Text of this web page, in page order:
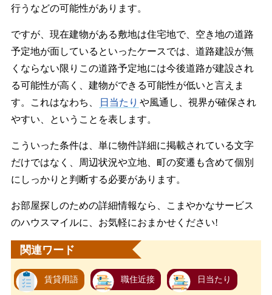
行うなどの可能性があります。
ですが、現在建物がある敷地は住宅地で、空き地の道路
予定地が面しているといったケースでは、道路建設が無
くならない限りこの道路予定地には今後道路が建設され
る可能性が高く、建物ができる可能性が低いと言えま
す。これはなわち、
日当たり や風通し、視界が確保され
やすい、ということを表します。
こういった条件は、単に物件詳細に掲載されている文字
だけではなく、周辺状況や立地、町の変遷も含めて個別
にしっかりと判断する必要があります。
お部屋探しのための詳細情報なら、こまやかなサービス
のハウスマイルに、お気軽におまかせください!
関連ワード
賃貸用語 職住近接 日当たり